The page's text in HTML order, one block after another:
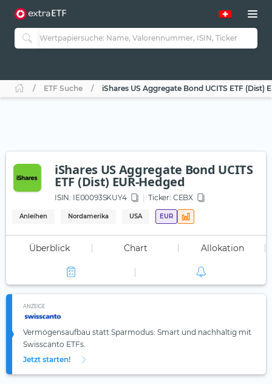
ETF Suche iShares US Aggregate Bond UCITS ETF (Dist)
iShares US Aggregate Bond UCITS
ETF (Dist) EUR-Hedged
ISIN: IE00093SKUY4 Ticker: CEBX
Anleihen Nordamerika USA EUR
Überblick Chart Allokation
ANZEIGE
Vermögensaufbau statt Sparmodus: Smart und nachhaltig mit
Swisscanto ETFs.
Jetzt starten!